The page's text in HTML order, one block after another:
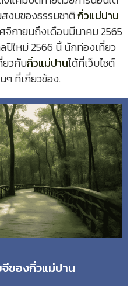
งบของธรรมชาติกิ่วแม่ปาน
กายนถึงเดือนมีนาคม 2565
ปีใหม่ 2566 นี้ นักท่องเที่ยว
ยวกับกิ่วแม่ปานได้ที่เว็บไซต์
ๆ ที่เกี่ยวข้อง.
จีของกิ่วแม่ปาน